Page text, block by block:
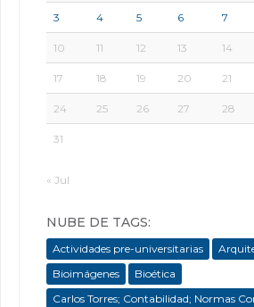
3 4 5 6 7
10 11 12 13 14
17 18 19 20 21
24 25 26 27 28
31
« Jul
NUBE DE TAGS:
Actividades pre-universitarias
Bioimágenes
Bioética
Carlos Torres; Contabilidad; Normas